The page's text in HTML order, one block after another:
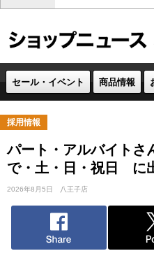
セール・イベント 商品情報
採用情報
パート・アルバイトさ
で・土・日・祝日 に
2026年8月5日 八王子店